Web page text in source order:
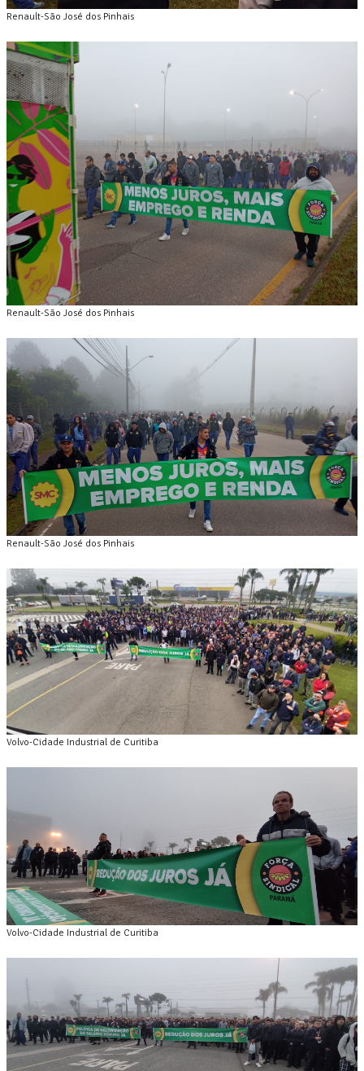
Renault-São José dos Pinhais
Renault-São José dos Pinhais
Renault-São José dos Pinhais
Volvo-Cidade Industrial de Curitiba
Volvo-Cidade Industrial de Curitiba